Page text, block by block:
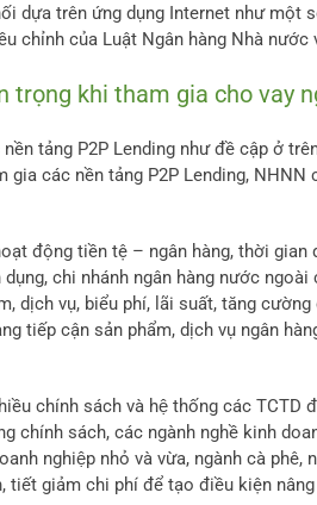
dựa trên ứng dụng Internet như một
chỉnh của Luật Ngân hàng Nhà nước
trọng khi tham gia cho vay
tảng P2P Lending như đề cập ở
các nền tảng P2P Lending, NHNN
động tiền tệ – ngân hàng, thời gian
chi nhánh ngân hàng nước
dịch vụ, biểu phí, lãi suất, tăng
tiếp cận sản phẩm, dịch vụ ngân
chính sách và hệ thống các
chính sách, các ngành nghề kinh
nghiệp nhỏ và vừa, ngành cà
tiết giảm chi phí để tạo điều kiện